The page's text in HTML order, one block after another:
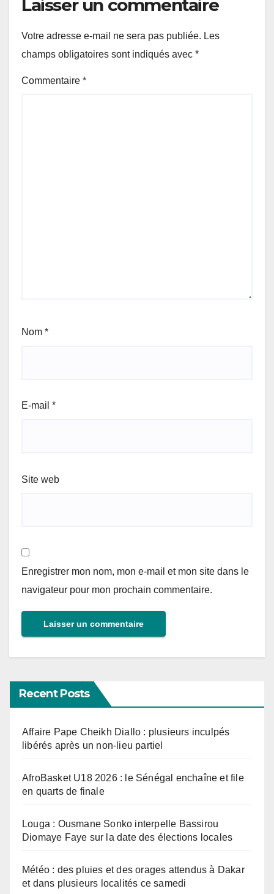
Laisser un commentaire
Votre adresse e-mail ne sera pas publiée. Les
champs obligatoires sont indiqués avec *
Commentaire *
Nom *
E-mail *
Site web
Enregistrer mon nom, mon e-mail et mon site dans le
navigateur pour mon prochain commentaire.
Recent Posts
Affaire Pape Cheikh Diallo : plusieurs inculpés
libérés après un non-lieu partiel
AfroBasket U18 2026 : le Sénégal enchaîne et file
en quarts de finale
Louga : Ousmane Sonko interpelle Bassirou
Diomaye Faye sur la date des élections locales
Météo : des pluies et des orages attendus à Dakar
et dans plusieurs localités ce samedi